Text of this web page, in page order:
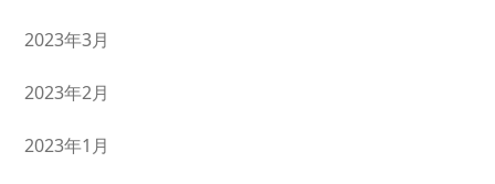
2023年3月
2023年2月
2023年1月